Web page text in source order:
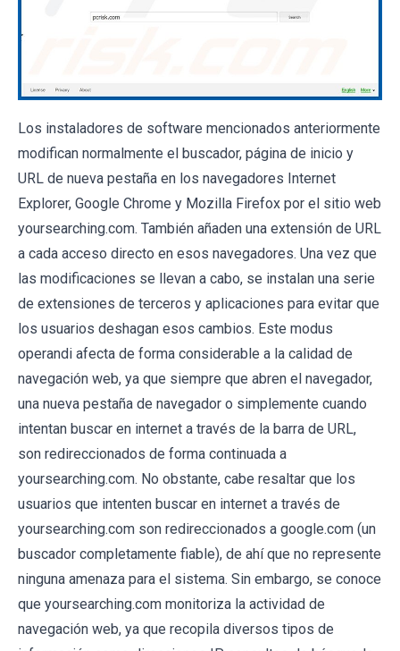
Los instaladores de software mencionados anteriormente
modifican normalmente el buscador, página de inicio y
URL de nueva pestaña en los navegadores Internet
Explorer, Google Chrome y Mozilla Firefox por el sitio web
yoursearching.com. También añaden una extensión de URL
a cada acceso directo en esos navegadores. Una vez que
las modificaciones se llevan a cabo, se instalan una serie
de extensiones de terceros y aplicaciones para evitar que
los usuarios deshagan esos cambios. Este modus
operandi afecta de forma considerable a la calidad de
navegación web, ya que siempre que abren el navegador,
una nueva pestaña de navegador o simplemente cuando
intentan buscar en internet a través de la barra de URL,
son redireccionados de forma continuada a
yoursearching.com. No obstante, cabe resaltar que los
usuarios que intenten buscar en internet a través de
yoursearching.com son redireccionados a google.com (un
buscador completamente fiable), de ahí que no represente
ninguna amenaza para el sistema. Sin embargo, se conoce
que yoursearching.com monitoriza la actividad de
navegación web, ya que recopila diversos tipos de